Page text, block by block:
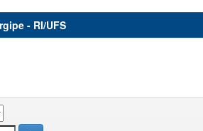
- RI/UFS